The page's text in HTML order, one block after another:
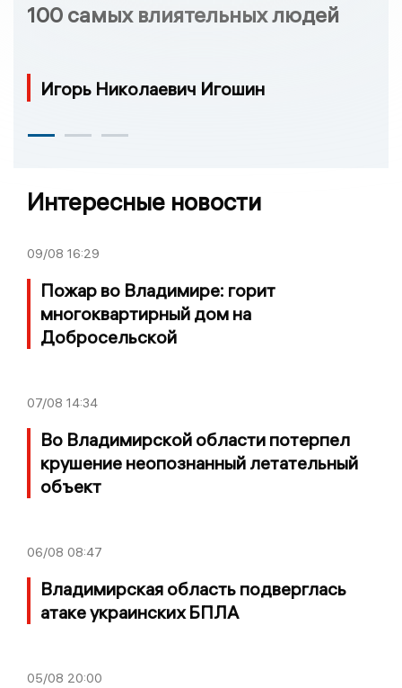
100 самых влиятельных людей
Игорь Николаевич Игошин
Интересные новости
09/08 16:29
Пожар во Владимире: горит
многоквартирный дом на
Добросельской
07/08 14:34
Во Владимирской области потерпел
крушение неопознанный летательный
объект
06/08 08:47
Владимирская область подверглась
атаке украинских БПЛА
05/08 20:00